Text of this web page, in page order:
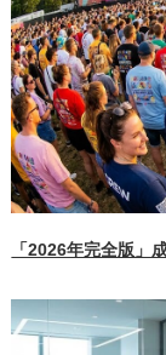
「2026年完全版」